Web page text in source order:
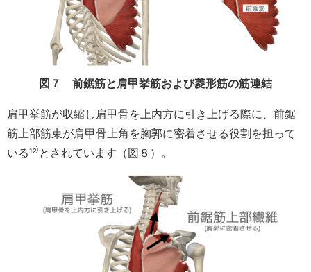
図７ 前鋸筋と肩甲挙筋および菱形筋の筋連結
肩甲挙筋が収縮し肩甲骨を上内方に引き上げる際に、前鋸
筋上部筋束が肩甲骨上角を胸郭に密着させる役割を担って
いる¹²⁾とされています（図８）。